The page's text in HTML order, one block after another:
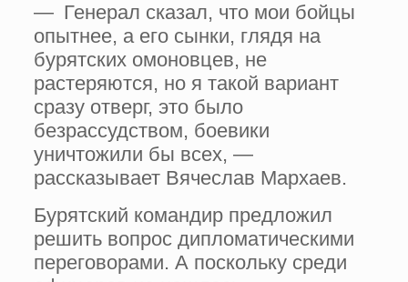
— Генерал сказал, что мои бойцы
опытнее, а его сынки, глядя на
бурятских омоновцев, не
растеряются, но я такой вариант
сразу отверг, это было
безрассудством, боевики
уничтожили бы всех, —
рассказывает Вячеслав Мархаев.
Бурятский командир предложил
решить вопрос дипломатическими
переговорами. А поскольку среди